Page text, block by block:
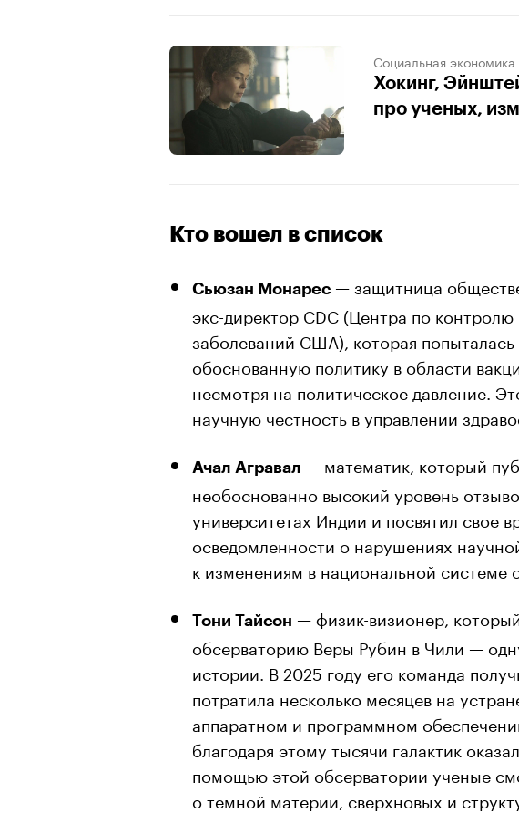
Социальная экономика
Хокинг,
про ученых,
Кто вошел в список
Сьюзан Монарес — защитница
экс-директор CDC (Центра по
заболеваний США), которая попыталась
обоснованную политику в области
несмотря на политическое давление.
научную честность в управлении
Ачал Агравал — математик, который
необоснованно высокий уровень
университетах Индии и посвятил свое
осведомленности о нарушениях
к изменениям в национальной системе
Тони Тайсон — физик-визионер,
обсерваторию Веры Рубин в Чили —
истории. В 2025 году его команда
потратила несколько месяцев на
аппаратном и программном
благодаря этому тысячи галактик
помощью этой обсерватории ученые
о темной материи, сверхновых и